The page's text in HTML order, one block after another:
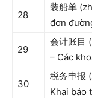
28
装船单
đơn
29
会计账目
– Các
30
税务申报
Khai báo